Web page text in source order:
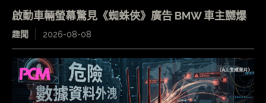
啟動車輛螢幕驚見《蜘蛛俠》廣告 BMW 車主嬲爆
趣聞 2026-08-08